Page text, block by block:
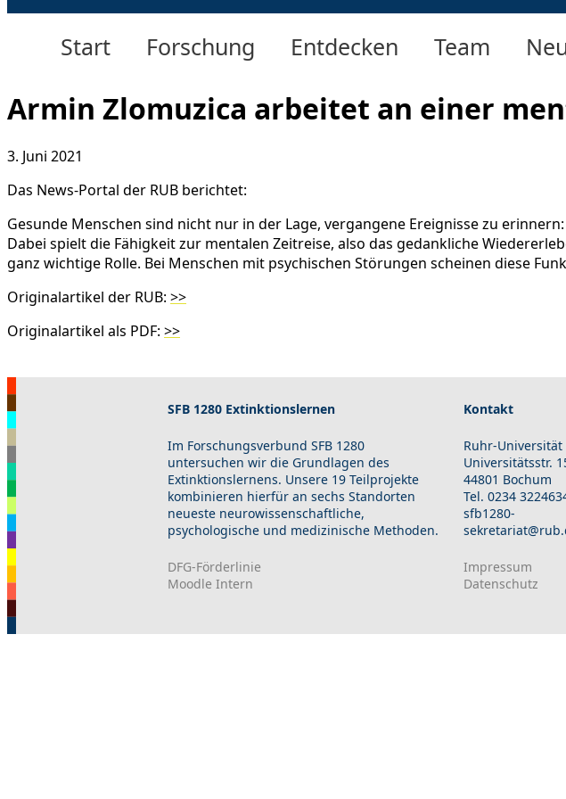
Start Forschung Entdecken Team
Armin Zlomuzica arbeitet an einer
3. Juni 2021
Das News-Portal der RUB berichtet:
Gesunde Menschen sind nicht nur in der Lage, vergangene Ereignisse zu
Dabei spielt die Fähigkeit zur mentalen Zeitreise, also das gedankliche
ganz wichtige Rolle. Bei Menschen mit psychischen Störungen scheinen diese
Originalartikel der RUB: >>
Originalartikel als PDF: >>
SFB 1280 Extinktionslernen Kontakt
Im Forschungsverbund SFB 1280
untersuchen wir die Grundlagen des
Extinktionslernens. Unsere 19 Teilprojekte
kombinieren hierfür an sechs Standorten
neueste neurowissenschaftliche,
psychologische und medizinische Methoden.
Ruhr-Universität
Universitätsstr.
44801 Bochum
Tel. 0234
sfb1280-
DFG-Förderlinie
Moodle Intern
Impressum
Datenschutz